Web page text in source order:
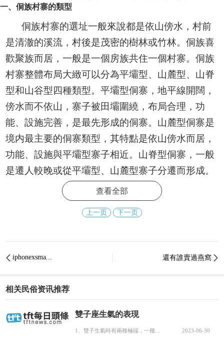
一、侗族村寨的類型
侗族村寨的選址一般來說都是依山傍水，村前
是清澈的溪流，村後是茂密的樹林或竹林。侗族喜
歡聚族而居，一般是一個房族共住一個村寨。侗族
村寨整體布局大緻可以分為平壩型、山麓型、山脊
型和山谷型四種類型。平壩型侗寨，地平線開闊，
傍水而不依山，寨子被田壩圍繞，布局合理，功
能、設施完善，是最先形成的侗寨。山麓型侗寨是
境内最主要的侗寨類型，其特點是依山傍水而居，
功能、設施與平壩型寨子相近。山脊型侗寨，一般
是遷人較晚或從平壩型、山麓型寨子分遷而形成。
其特點是民居分布在一條山梁上，稻田在兩邊的山
沖裡。山谷型，亦稱混合型侗寨，為數不多，它兼
具山麓型和山脊型兩種侗寨類型的特點，即在一個
式也不同，但在布局的内容和功能上是基本一緻
侗寨的獨特标志，是村民政治、文化的中心。福橋
架在寨子上下遊，橋既是侗族人重要的交通設施，
查看全部
上一页 下一页
iphonexsma... 
還有誰賣過燕窩
相关民俗资讯推荐
雙子座生氣的表現
2023-06-30